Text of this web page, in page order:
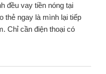
đều vay tiền nóng tại
thẻ ngay là mình lại tiếp
Chỉ cần điện thoại có